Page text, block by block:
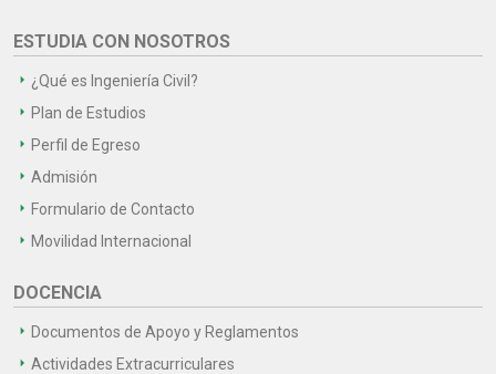
ESTUDIA CON NOSOTROS
¿Qué es Ingeniería Civil?
Plan de Estudios
Perfil de Egreso
Admisión
Formulario de Contacto
Movilidad Internacional
DOCENCIA
Documentos de Apoyo y Reglamentos
Actividades Extracurriculares